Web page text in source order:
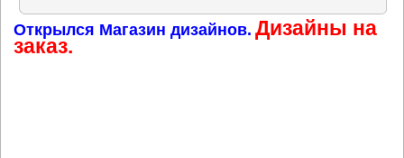
часа
Открылся Магазин дизайнов. Дизайны на
заказ.